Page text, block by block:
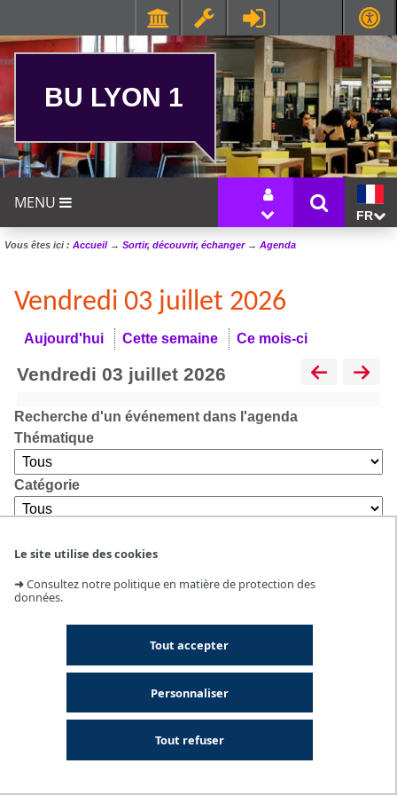
Le site utilise des cookies
➜Consultez notre politique en matière de protection des
données.
Tout accepter
Tout refuser
Personnaliser
BU LYON 1
MENU
FR
Vous êtes ici : Accueil→ Sortir, découvrir, échanger→ Agenda
Vendredi 03 juillet 2026
Aujourd'hui Cette semaine Ce mois-ci
vendredi 03 juillet 2026
Recherche d'un événement dans l'agenda
Thématique
Catégorie